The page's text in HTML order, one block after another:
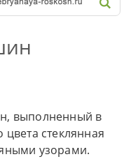
выполненный в
стеклянная
узорами.